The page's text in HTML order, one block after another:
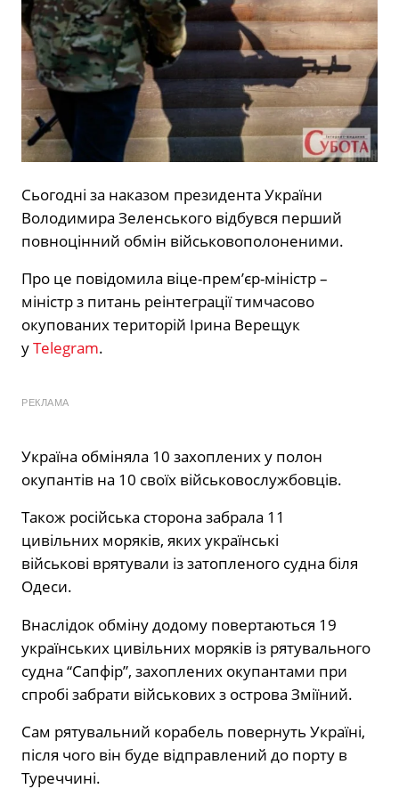
Сьогодні за наказом президента України
Володимира Зеленського відбувся перший
повноцінний обмін військовополоненими.
Про це повідомила віце-прем’єр-міністр –
міністр з питань реінтеграції тимчасово
окупованих територій Ірина Верещук
уTelegram.
РЕКЛАМА
Україна обміняла 10 захоплених у полон
окупантів на 10 своїх військовослужбовців.
Також російська сторона забрала 11
цивільних моряків, яких українські
військові врятували із затопленого судна біля
Одеси.
Внаслідок обміну додому повертаються 19
українських цивільних моряків із рятувального
судна “Сапфір”, захоплених окупантами при
спробі забрати військових з острова Зміїний.
Сам рятувальний корабель повернуть Україні,
після чого він буде відправлений до порту в
Туреччині.